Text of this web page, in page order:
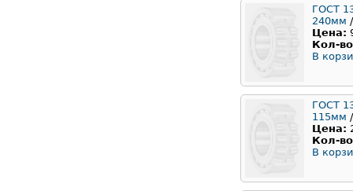
ГОСТ
240мм /
Цена:
Кол-
В
ГОСТ
115мм /
Цена:
Кол-
В